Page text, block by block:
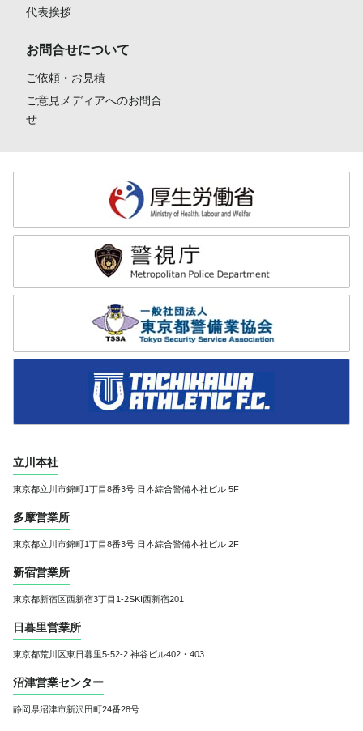
代表挨拶
お問合せについて
ご依頼・お見積
ご意見メディアへのお問合
せ
立川本社
東京都立川市錦町1丁目8番3号 日本綜合警備本社ビル 5F
多摩営業所
東京都立川市錦町1丁目8番3号 日本綜合警備本社ビル 2F
新宿営業所
東京都新宿区西新宿3丁目1-2SKI西新宿201
日暮里営業所
東京都荒川区東日暮里5-52-2 神谷ビル402・403
沼津営業センター
静岡県沼津市新沢田町24番28号